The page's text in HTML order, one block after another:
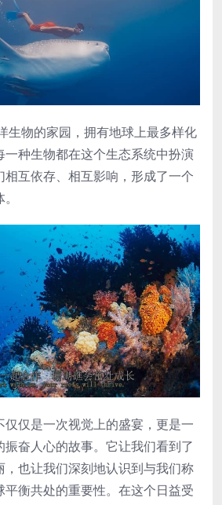
生物的家园，拥有地球上最多样化
一种生物都在这个生态系统中扮演
互依存、相互影响，形成了一个
仅仅是一次视觉上的盛宴，更是一
奋人心的故事。它让我们看到了
，也让我们深刻地认识到与我们称
平衡共处的重要性。在这个日益受